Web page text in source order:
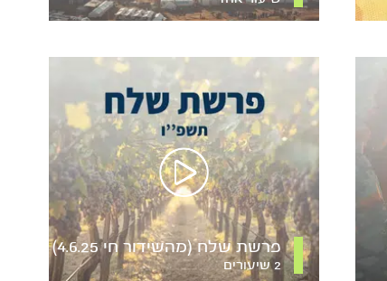
פרשת שלח (מהשידור חי 4.6.25)
2 שיעורים